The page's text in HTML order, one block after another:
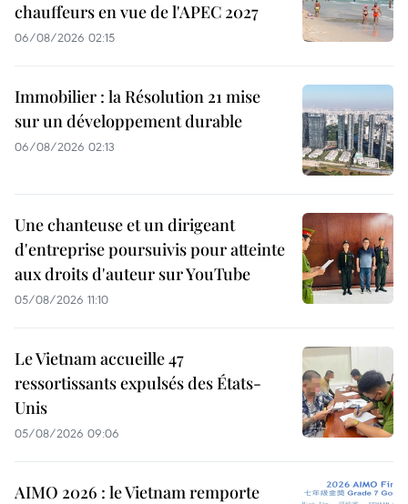
chauffeurs en vue de l'APEC 2027
06/08/2026 02:15
Immobilier : la Résolution 21 mise
sur un développement durable
06/08/2026 02:13
Une chanteuse et un dirigeant
d'entreprise poursuivis pour atteinte
aux droits d'auteur sur YouTube
05/08/2026 11:10
Le Vietnam accueille 47
ressortissants expulsés des États-
Unis
05/08/2026 09:06
AIMO 2026 : le Vietnam remporte